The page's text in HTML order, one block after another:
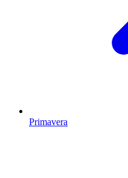
Primavera